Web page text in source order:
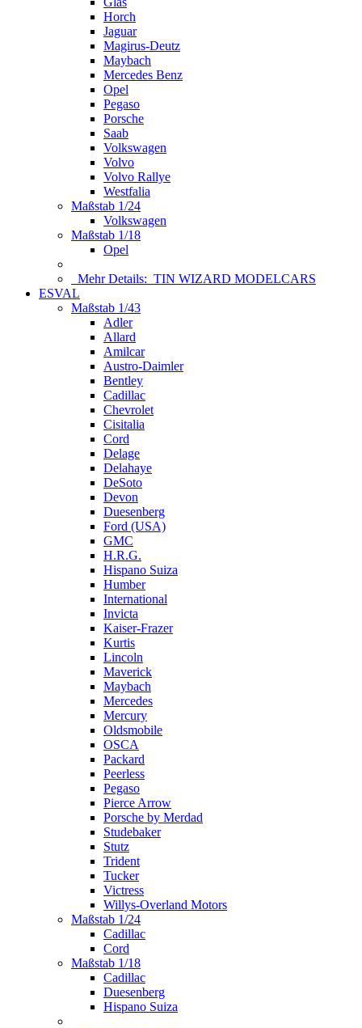
Horch
Jaguar
Magirus-Deutz
Maybach
Mercedes Benz
Opel
Pegaso
Porsche
Saab
Volkswagen
Volvo
Volvo Rallye
Westfalia
Maßstab 1/24
Volkswagen
Maßstab 1/18
Opel
Mehr Details: TIN WIZARD MODELCARS
ESVAL
Maßstab 1/43
Adler
Allard
Amilcar
Austro-Daimler
Bentley
Cadillac
Chevrolet
Cisitalia
Cord
Delage
Delahaye
DeSoto
Devon
Duesenberg
Ford (USA)
GMC
H.R.G.
Hispano Suiza
Humber
International
Invicta
Kaiser-Frazer
Kurtis
Lincoln
Maverick
Maybach
Mercedes
Mercury
Oldsmobile
OSCA
Packard
Peerless
Pegaso
Pierce Arrow
Porsche by Merdad
Studebaker
Stutz
Trident
Tucker
Victress
Willys-Overland Motors
Maßstab 1/24
Cadillac
Cord
Maßstab 1/18
Cadillac
Duesenberg
Hispano Suiza